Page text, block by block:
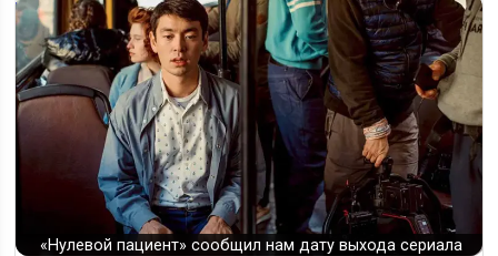
«Нулевой пациент» сообщил нам дату выхода сериала